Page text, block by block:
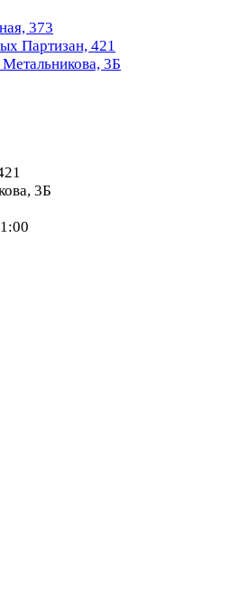
373
Партизан, 421
3Б
3Б